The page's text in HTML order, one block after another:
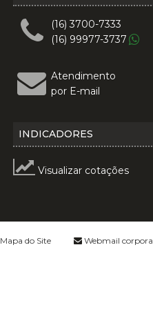
(16) 3700-7333
(16) 99977-3737
Atendimento
por E-mail
INDICADORES
Visualizar cotações
Mapa do Site Webmail